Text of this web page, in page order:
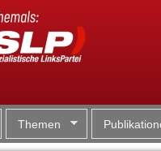
Themen